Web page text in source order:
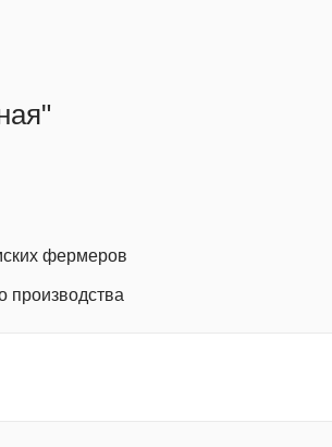
фермеров
производства